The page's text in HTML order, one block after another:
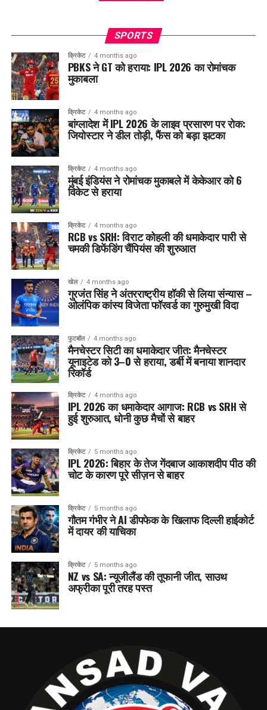
SPORTS
क्रिकेट 4 months ago
PBKS ने GT को हराया: IPL 2026 का रोमांचक
मुकाबला
क्रिकेट 4 months ago
बांग्लादेश में IPL 2026 के लाइव प्रसारण पर रोक:
जियोस्टार ने डील तोड़ी, फैंस को बड़ा झटका
क्रिकेट 4 months ago
मुंबई इंडियंस ने रोमांचक मुकाबले में केकेआर को 6
विकेट से हराया
क्रिकेट 4 months ago
RCB vs SRH: विराट कोहली की धमाकेदार पारी से
चमकी डिफेंडिंग चैंपियंस की शुरुआत
खेल 4 months ago
गुरजंत सिंह ने अंतरराष्ट्रीय हॉकी से लिया संन्यास –
ओलंपिक कांस्य विजेता फॉरवर्ड का गुरुमुखी विदा
फुटबॉल 4 months ago
मैनचेस्टर सिटी का धमाकेदार जीत: मैनचेस्टर
यूनाइटेड को 3–0 से हराया, डर्बी में बनाया शानदार
रिकॉर्ड
क्रिकेट 4 months ago
IPL 2026 का धमाकेदार आगाज: RCB vs SRH से
हुई शुरुआत, धोनी कुछ मैचों से बाहर
क्रिकेट 5 months ago
IPL 2026: बिहार के तेज गेंदबाज आकाशदीप पीठ की
चोट के कारण पूरे सीज़न से बाहर
क्रिकेट 5 months ago
गौतम गंभीर ने AI डीपफेक के खिलाफ दिल्ली हाईकोर्ट
में दायर की याचिका
क्रिकेट 5 months ago
NZ vs SA: न्यूजीलैंड की तूफानी जीत, साउथ
अफ्रीका पूरी तरह पस्त